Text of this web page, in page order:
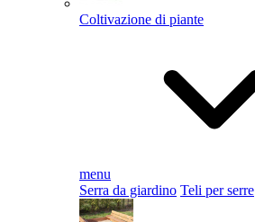
Coltivazione di piante
menu
Serra da giardino Teli per serre